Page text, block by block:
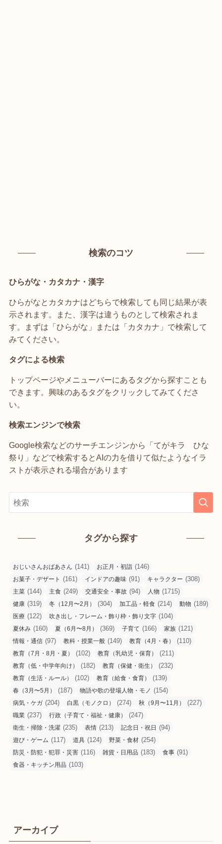
検索のコツ
ひらがな・カタカナ・漢字
ひらがなとカタカナはどちらで検索しても同じ結果が表
示されます。また、漢字は違うものとして検索されま
す。まずは「ひらがな」または「カタカナ」で検索して
みてください。
タグによる検索
トップページやメニューバーにあるタグから探すことも
できます。興味のあるタグをクリックしてみてくださ
い。
検索エンジンで検索
Google検索などのサーチエンジンから「てがキラ ひな
祭り」などで検索するとAIの力を借りて似たようなイラ
ストが表示される場合があります
タグから探す
おじいさんおばあさん (141) お正月・初詣 (146)
お菓子・デザート (161) インドアの趣味 (91) キャラクター (308)
主菜 (144) 主食 (249) 交通安全・事故 (94) 人物 (1715)
健康 (319) 冬（12月〜2月） (304) 加工品・軽食 (214) 動物 (189)
医療 (122) 吹き出し・フレーム・飾り枠・飾り文字 (104)
夏休み (160) 夏（6月〜8月） (369) 子育て (166) 家族 (121)
情報・通信 (97) 教科・授業一般 (149) 教育（4月・春） (110)
教育（7月・8月・夏） (102) 教育（乳幼児・保育） (211)
教育（低・中学年向け） (182) 教育（保健・衛生） (232)
教育（生活・ルール） (102) 教育（給食・食育） (139)
春（3月〜5月） (187) 物語や歌の登場人物・モノ (154)
病気・ケガ (204) 白黒（モノクロ） (274) 秋（9月〜11月） (227)
職業 (237) 行政（子育て・福祉・健康） (247)
衛生・掃除・洗濯 (235) 表情 (213) 記念日・祝日 (94)
遊び・ゲーム (117) 道具 (124) 野菜・食材 (254)
防災・防犯・犯罪・災害 (116) 雑貨・日用品 (183) 食事 (91)
食器・キッチン用品 (103)
アーカイブ